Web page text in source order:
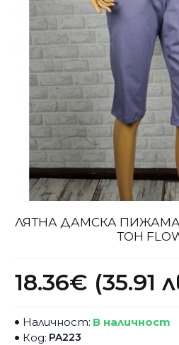
ЛЯТНА ДАМСКА
ТОН
Наличност: В наличност
Код: PA223
18.36€ (35.91